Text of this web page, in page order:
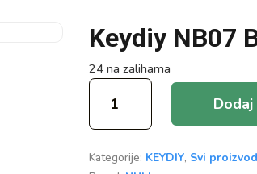
Keydiy NB07
24 na zalihama
Keydiy
NB07
Bentley
Type
Key
Kategorije: KEYDIY, Svi